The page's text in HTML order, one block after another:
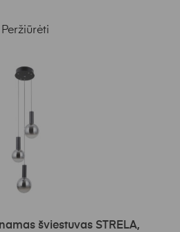
Peržiūrėti
Į KREPŠELĮšviestuvas STRELA,